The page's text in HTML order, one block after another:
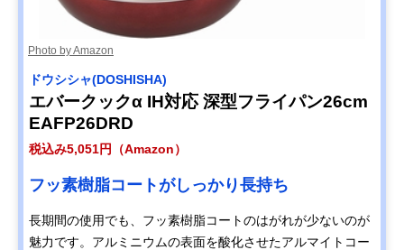
Photo by Amazon
ドウシシャ(DOSHISHA)
エバークックα IH対応 深型フライパン26cm
EAFP26DRD
税込み5,051円（Amazon）
フッ素樹脂コートがしっかり長持ち
長期間の使用でも、フッ素樹脂コートのはがれが少ないのが
魅力です。アルミニウムの表面を酸化させたアルマイトコー